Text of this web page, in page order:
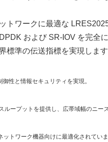
トワークに最適な
および SR-IOV を完全
標準の伝送指標を実現しま
性と情報セキュリティを実現。
ループットを提供し、広帯域幅のニー
ットワーク機器向けに最適化されてい